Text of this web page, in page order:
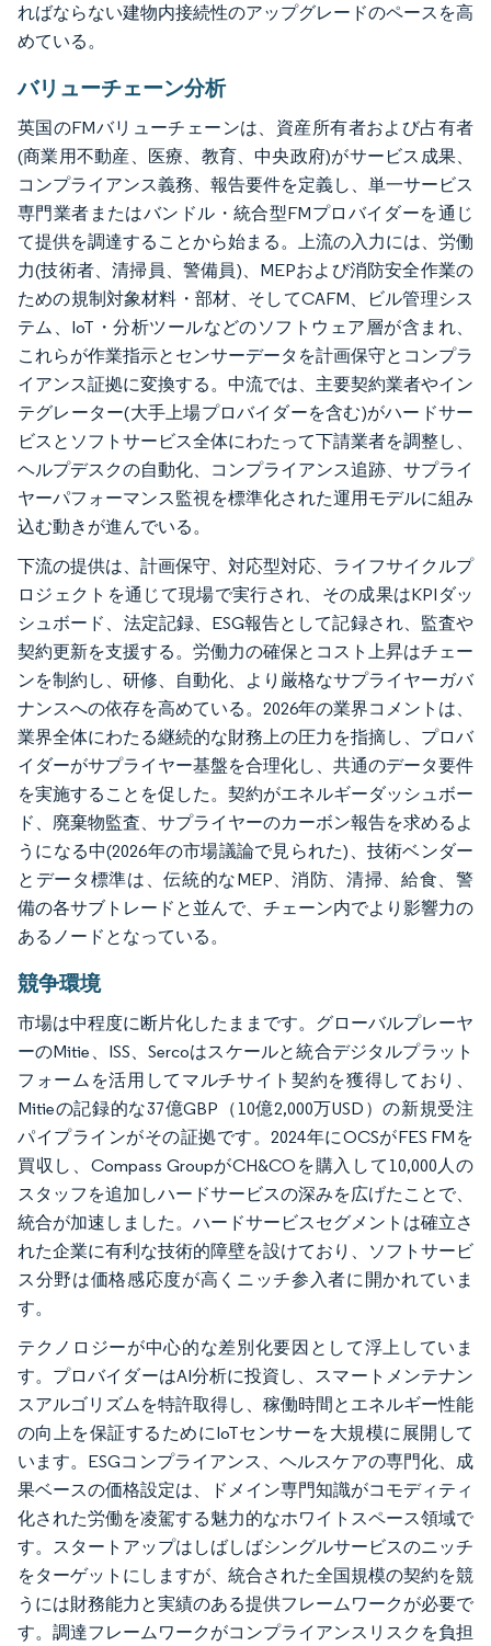
ればならない建物内接続性のアップグレードのペースを高
めている。
バリューチェーン分析
英国のFMバリューチェーンは、資産所有者および占有者
(商業用不動産、医療、教育、中央政府)がサービス成果、
コンプライアンス義務、報告要件を定義し、単一サービス
専門業者またはバンドル・統合型FMプロバイダーを通じ
て提供を調達することから始まる。上流の入力には、労働
力(技術者、清掃員、警備員)、MEPおよび消防安全作業の
ための規制対象材料・部材、そしてCAFM、ビル管理シス
テム、IoT・分析ツールなどのソフトウェア層が含まれ、
これらが作業指示とセンサーデータを計画保守とコンプラ
イアンス証拠に変換する。中流では、主要契約業者やイン
テグレーター(大手上場プロバイダーを含む)がハードサー
ビスとソフトサービス全体にわたって下請業者を調整し、
ヘルプデスクの自動化、コンプライアンス追跡、サプライ
ヤーパフォーマンス監視を標準化された運用モデルに組み
込む動きが進んでいる。
下流の提供は、計画保守、対応型対応、ライフサイクルプ
ロジェクトを通じて現場で実行され、その成果はKPIダッ
シュボード、法定記録、ESG報告として記録され、監査や
契約更新を支援する。労働力の確保とコスト上昇はチェー
ンを制約し、研修、自動化、より厳格なサプライヤーガバ
ナンスへの依存を高めている。2026年の業界コメントは、
業界全体にわたる継続的な財務上の圧力を指摘し、プロバ
イダーがサプライヤー基盤を合理化し、共通のデータ要件
を実施することを促した。契約がエネルギーダッシュボー
ド、廃棄物監査、サプライヤーのカーボン報告を求めるよ
うになる中(2026年の市場議論で見られた)、技術ベンダー
とデータ標準は、伝統的なMEP、消防、清掃、給食、警
備の各サブトレードと並んで、チェーン内でより影響力の
あるノードとなっている。
競争環境
市場は中程度に断片化したままです。グローバルプレーヤ
ーのMitie、ISS、Sercoはスケールと統合デジタルプラット
フォームを活用してマルチサイト契約を獲得しており、
Mitieの記録的な37億GBP（10億2,000万USD）の新規受注
パイプラインがその証拠です。2024年にOCSがFES FMを
買収し、Compass GroupがCH&COを購入して10,000人の
スタッフを追加しハードサービスの深みを広げたことで、
統合が加速しました。ハードサービスセグメントは確立さ
れた企業に有利な技術的障壁を設けており、ソフトサービ
ス分野は価格感応度が高くニッチ参入者に開かれていま
す。
テクノロジーが中心的な差別化要因として浮上していま
す。プロバイダーはAI分析に投資し、スマートメンテナン
スアルゴリズムを特許取得し、稼働時間とエネルギー性能
の向上を保証するためにIoTセンサーを大規模に展開して
います。ESGコンプライアンス、ヘルスケアの専門化、成
果ベースの価格設定は、ドメイン専門知識がコモディティ
化された労働を凌駕する魅力的なホワイトスペース領域で
す。スタートアップはしばしばシングルサービスのニッチ
をターゲットにしますが、統合された全国規模の契約を競
うには財務能力と実績のある提供フレームワークが必要で
す。調達フレームワークがコンプライアンスリスクを負担